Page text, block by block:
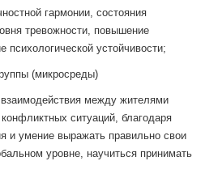
гармонии, состояния
тревожности, повышение
устойчивости;
(микросреды)
между жителями
ситуаций, благодаря
и умение выражать правильно свои
уровне, научиться принимать